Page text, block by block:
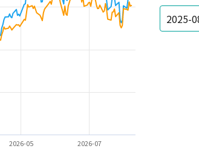
2026-05 2026-07